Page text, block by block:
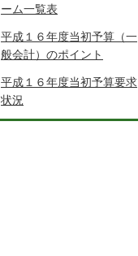
ーム一覧表
平成１６年度当初予算（一
般会計）のポイント
平成１６年度当初予算要求
状況